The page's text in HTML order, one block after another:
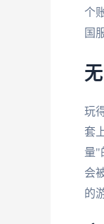
个
国
玩
套
量"
会
的